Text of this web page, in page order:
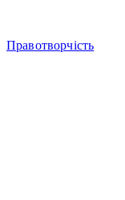
Правотворчість